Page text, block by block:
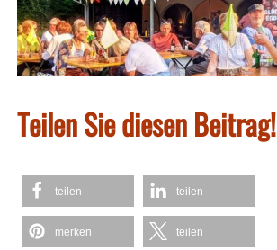
Teilen Sie diesen Beitrag!
teilen teilen
merken teilen